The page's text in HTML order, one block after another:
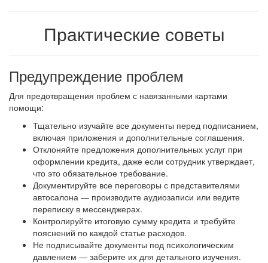
Практические советы
Предупреждение проблем
Для предотвращения проблем с навязанными картами
помощи:
Тщательно изучайте все документы перед подписанием,
включая приложения и дополнительные соглашения.
Отклоняйте предложения дополнительных услуг при
оформлении кредита, даже если сотрудник утверждает,
что это обязательное требование.
Документируйте все переговоры с представителями
автосалона — производите аудиозаписи или ведите
переписку в мессенджерах.
Контролируйте итоговую сумму кредита и требуйте
пояснений по каждой статье расходов.
Не подписывайте документы под психологическим
давлением — заберите их для детального изучения.